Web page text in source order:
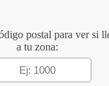
postal para ver si
a tu zona: